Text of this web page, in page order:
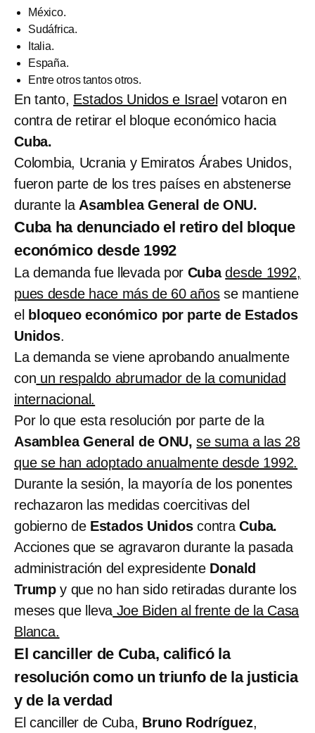
México.
Sudáfrica.
Italia.
España.
Entre otros tantos otros.
En tanto, Estados Unidos e Israel votaron en
contra de retirar el bloque económico hacia
Cuba.
Colombia, Ucrania y Emiratos Árabes Unidos,
fueron parte de los tres países en abstenerse
durante la Asamblea General de ONU.
Cuba ha denunciado el retiro del bloque
económico desde 1992
La demanda fue llevada por Cubadesde 1992,
pues desde hace más de 60 añosse mantiene
el bloqueo económico por parte de Estados
Unidos.
La demanda se viene aprobando anualmente
con un respaldo abrumador de la comunidad
internacional.
Por lo que esta resolución por parte de la
Asamblea General de ONU, se suma a las 28
que se han adoptado anualmente desde 1992.
Durante la sesión, la mayoría de los ponentes
rechazaron las medidas coercitivas del
gobierno de Estados UnidoscontraCuba.
Acciones que se agravaron durante la pasada
administración del expresidente Donald
Trump y que no han sido retiradas durante los
meses que lleva Joe Biden al frente de la Casa
Blanca.
El canciller de Cuba, calificó la
resolución como un triunfo de la justicia
y de la verdad
El canciller de Cuba, Bruno Rodríguez,